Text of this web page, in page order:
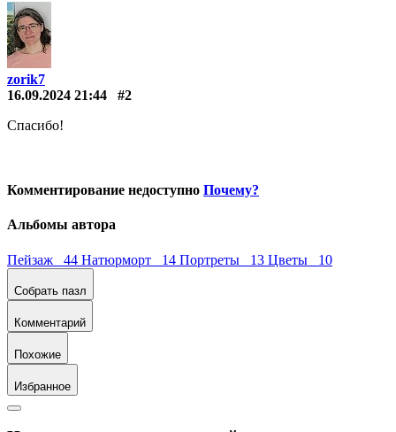
zorik7
16.09.2024 21:44
#2
Спасибо!
Комментирование недоступно Почему?
Альбомы автора
Пейзаж 44 Натюрморт 14 Портреты 13 Цветы 10
Собрать пазл
Комментарий
Похожие
Избранное